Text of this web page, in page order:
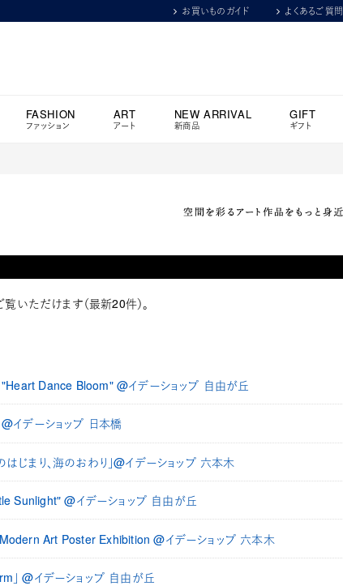
お買いものガイド よくあるご質問
FASHION
ファッション
ART
アート
NEW ARRIVAL
新商品
GIFT
ギフト
いただけます（最新20件）。
Dance Bloom" @イデーショップ 自由が丘
イデーショップ 日本橋
じまり、海のおわり」@イデーショップ 六本木
Sunlight" @イデーショップ 自由が丘
Art Poster Exhibition @イデーショップ 六本木
」 @イデーショップ 自由が丘